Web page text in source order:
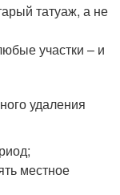
татуаж, а не
участки – и
удаления
местное